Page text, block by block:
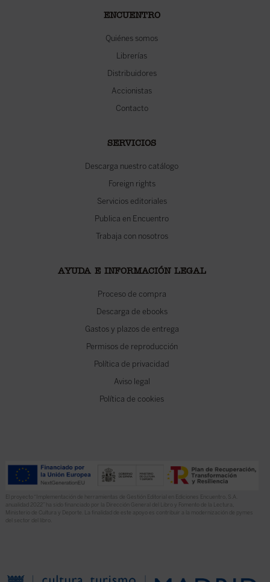
ENCUENTRO
Quiénes somos
Librerías
Distribuidores
Accionistas
Contacto
SERVICIOS
Descarga nuestro catálogo
Foreign rights
Servicios editoriales
Publica en Encuentro
Trabaja con nosotros
AYUDA E INFORMACIÓN LEGAL
Proceso de compra
Descarga de ebooks
Gastos y plazos de entrega
Permisos de reproducción
Política de privacidad
Aviso legal
Política de cookies
El proyecto “Implementación de herramientas de Gestión Editorial en Ediciones Encuentro, S.A.
anualidad 2022” ha sido financiado por la Dirección General del Libro y Fomento de la Lectura,
Ministerio de Cultura y Deporte. La finalidad de este apoyo es contribuir a la modernización de pymes
del sector del libro.